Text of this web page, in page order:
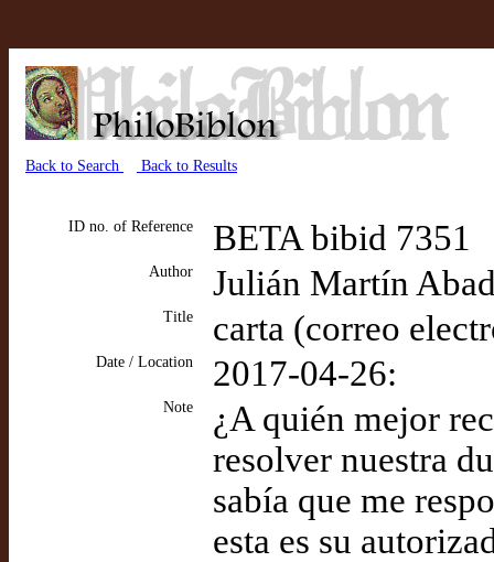
Back to Search Back to Results
ID no. of Reference BETA bibid 7351
Author Julián Martín
Title carta (correo
Date / Location 2017-04-26:
Note
¿A quién mejor
resolver nuestra
sabía que me
esta es su